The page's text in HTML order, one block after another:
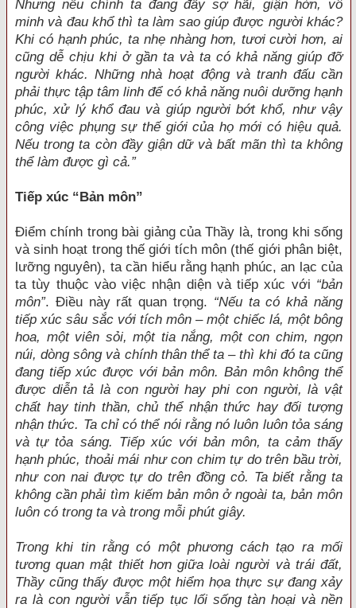
Nhưng nếu chính ta đang đầy sợ hãi, giận hờn, vô
minh và đau khổ thì ta làm sao giúp được người khác?
Khi có hạnh phúc, ta nhẹ nhàng hơn, tươi cười hơn, ai
cũng dễ chịu khi ở gần ta và ta có khả năng giúp đỡ
người khác. Những nhà hoạt động và tranh đấu cần
phải thực tập tâm linh để có khả năng nuôi dưỡng hạnh
phúc, xử lý khổ đau và giúp người bớt khổ, như vậy
công việc phụng sự thế giới của họ mới có hiệu quả.
Nếu trong ta còn đầy giận dữ và bất mãn thì ta không
thể làm được gì cả.”
Tiếp xúc “Bản môn”
Điểm chính trong bài giảng của Thầy là, trong khi sống
và sinh hoạt trong thế giới tích môn (thế giới phân biệt,
lưỡng nguyên), ta cần hiểu rằng hạnh phúc, an lạc của
ta tùy thuộc vào việc nhận diện và tiếp xúc với “bản
môn”. Điều này rất quan trọng. “Nếu ta có khả năng
tiếp xúc sâu sắc với tích môn – một chiếc lá, một bông
hoa, một viên sỏi, một tia nắng, một con chim, ngọn
núi, dòng sông và chính thân thể ta – thì khi đó ta cũng
đang tiếp xúc được với bản môn. Bản môn không thể
được diễn tả là con người hay phi con người, là vật
chất hay tinh thần, chủ thể nhận thức hay đối tượng
nhận thức. Ta chỉ có thể nói rằng nó luôn luôn tỏa sáng
và tự tỏa sáng. Tiếp xúc với bản môn, ta cảm thấy
hạnh phúc, thoải mái như con chim tự do trên bầu trời,
như con nai được tự do trên đồng cỏ. Ta biết rằng ta
không cần phải tìm kiếm bản môn ở ngoài ta, bản môn
luôn có trong ta và trong mỗi phút giây.
Trong khi tin rằng có một phương cách tạo ra mối
tương quan mật thiết hơn giữa loài người và trái đất,
Thầy cũng thấy được một hiểm họa thực sự đang xảy
ra là con người vẫn tiếp tục lối sống tàn hoại và nền